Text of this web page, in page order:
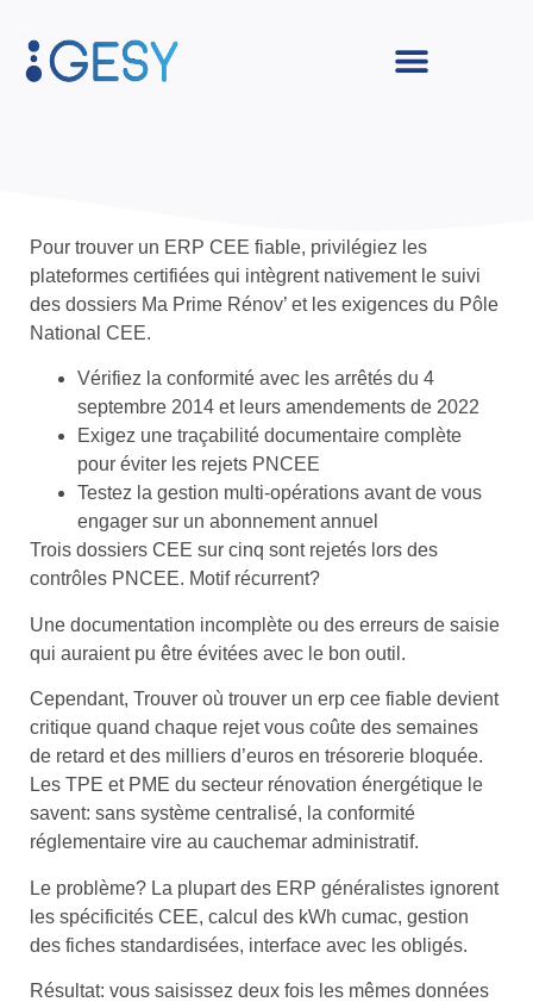
Pour trouver un ERP CEE fiable, privilégiez les
plateformes certifiées qui intègrent nativement le suivi
des dossiers Ma Prime Rénov’ et les exigences du Pôle
National CEE.
Vérifiez la conformité avec les arrêtés du 4
septembre 2014 et leurs amendements de 2022
Exigez une traçabilité documentaire complète
pour éviter les rejets PNCEE
Testez la gestion multi-opérations avant de vous
engager sur un abonnement annuel
Trois dossiers CEE sur cinq sont rejetés lors des
contrôles PNCEE. Motif récurrent?
Une documentation incomplète ou des erreurs de saisie
qui auraient pu être évitées avec le bon outil.
Cependant, Trouver où trouver un erp cee fiable devient
critique quand chaque rejet vous coûte des semaines
de retard et des milliers d’euros en trésorerie bloquée.
Les TPE et PME du secteur rénovation énergétique le
savent: sans système centralisé, la conformité
réglementaire vire au cauchemar administratif.
Le problème? La plupart des ERP généralistes ignorent
les spécificités CEE, calcul des kWh cumac, gestion
des fiches standardisées, interface avec les obligés.
Résultat: vous saisissez deux fois les mêmes données